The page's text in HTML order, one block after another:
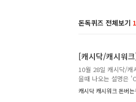
돈독퀴즈 전체보기
[캐시닥/캐시워
10월 28일 캐시닥/캐
을때 나오는 설명은
는 무엇일까요? (초
색했을때 나오는 설
캐시닥 캐시워크 돈버는